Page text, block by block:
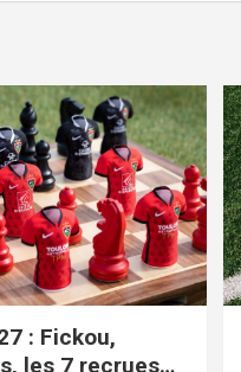
: Fickou,
les 7 recrues